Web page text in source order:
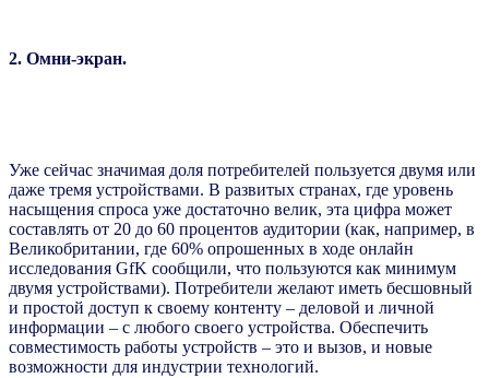
2. Омни-экран.
Уже сейчас значимая доля потребителей пользуется двумя или
даже тремя устройствами. В развитых странах, где уровень
насыщения спроса уже достаточно велик, эта цифра может
составлять от 20 до 60 процентов аудитории (как, например, в
Великобритании, где 60% опрошенных в ходе онлайн
исследования GfK сообщили, что пользуются как минимум
двумя устройствами). Потребители желают иметь бесшовный
и простой доступ к своему контенту – деловой и личной
информации – с любого своего устройства. Обеспечить
совместимость работы устройств – это и вызов, и новые
возможности для индустрии технологий.